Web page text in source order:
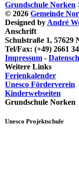
Grundschule Norken
© 2026 Gemeinde
Designed by André
Anschrift
Schulstraße 1, 57629
Tel/Fax: (+49) 2661
Impressum -
Weitere Links
Ferienkalender
Unesco Förderverein
Kinderwebseiten
Grundschule Norken
Unesco Projektschule